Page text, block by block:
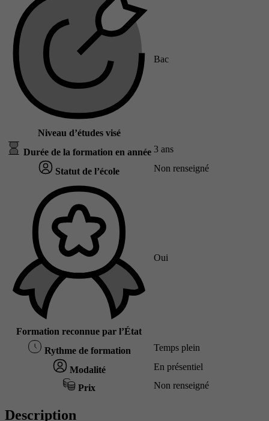
Niveau d’études visé
Bac
Durée de la formation en année 3 ans
Statut de l’école Non renseigné
Formation reconnue par l’État
Oui
Rythme de formation Temps plein
Modalité En présentiel
Prix Non renseigné
Description